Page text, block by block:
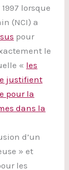
lorsque
(NCI) a
pour
le
« les
justifient
pour la
dans la
d’un
» et
les